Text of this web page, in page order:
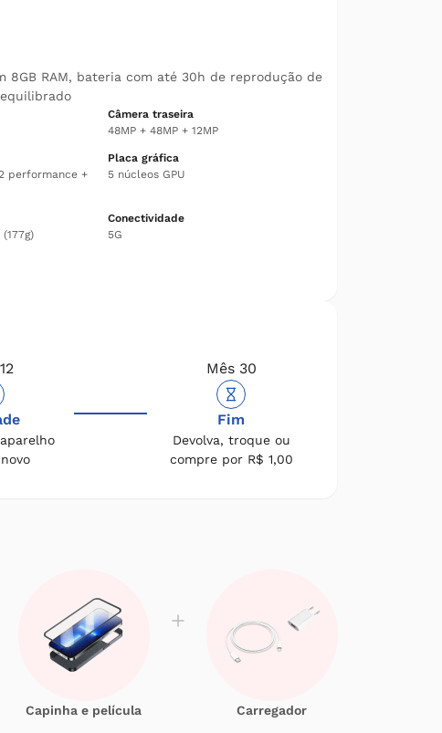
8GB RAM, bateria com até 30h de reprodução de
Câmera traseira
48MP + 48MP + 12MP
performance +
Placa gráfica
5 núcleos GPU
Conectividade
5G
Fim
Mês 30
Devolva, troque ou
compre por R$ 1,00
Capinha e película Carregador